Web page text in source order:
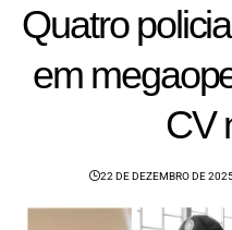
Quatro
em
CV
22 DE DEZEMBRO DE